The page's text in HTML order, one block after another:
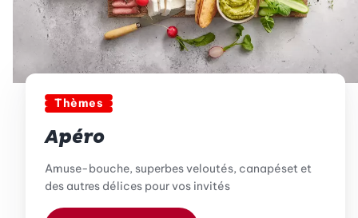
Thèmes
Apéro
Amuse-bouche, superbes veloutés, canapéset et
des autres délices pour vos invités